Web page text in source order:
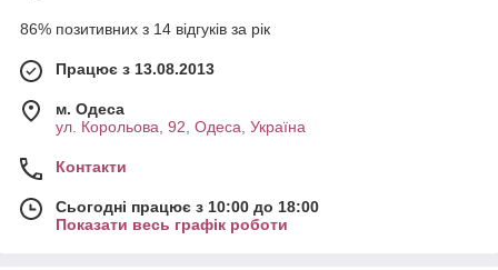
86% позитивних з 14 відгуків за рік
Працює з 13.08.2013
м. Одеса
ул. Корольова, 92, Одеса, Україна
Контакти
Сьогодні працює з 10:00 до 18:00
Показати весь графік роботи